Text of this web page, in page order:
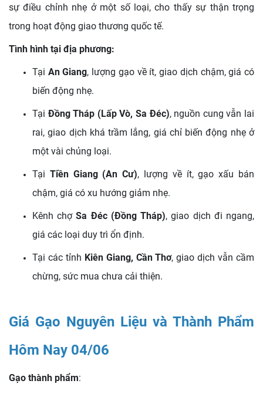
sự điều chỉnh nhẹ ở một số loại, cho thấy sự thận trọng
trong hoạt động giao thương quốc tế.
Tình hình tại địa phương:
Tại An Giang, lượng gạo về ít, giao dịch chậm, giá có
biến động nhẹ.
TạiĐồng Tháp (Lấp Vò, Sa Đéc), nguồn cung vẫn lai
rai, giao dịch khá trầm lắng, giá chỉ biến động nhẹ ở
một vài chủng loại.
Tại Tiền Giang (An Cư), lượng về ít, gạo xấu bán
chậm, giá có xu hướng giảm nhẹ.
Kênh chợSa Đéc (Đồng Tháp), giao dịch đi ngang,
giá các loại duy trì ổn định.
Tại các tỉnh Kiên Giang, Cần Thơ, giao dịch vẫn cầm
chừng, sức mua chưa cải thiện.
Giá Gạo Nguyên Liệu và Thành Phẩm
Hôm Nay 04/06
Gạo thành phẩm: